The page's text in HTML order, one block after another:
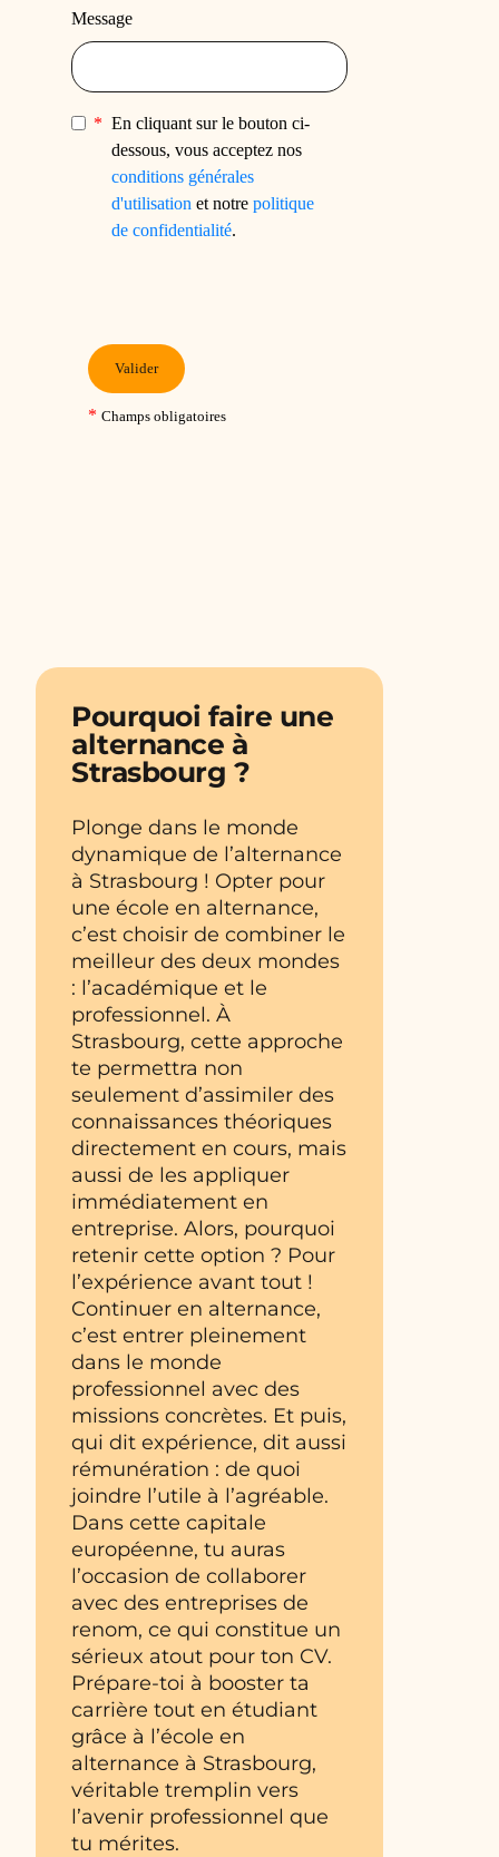
Pourquoi faire une
alternance à
Strasbourg ?
Plonge dans le monde
dynamique de l’alternance
à Strasbourg ! Opter pour
une école en alternance,
c’est choisir de combiner le
meilleur des deux mondes
: l’académique et le
professionnel. À
Strasbourg, cette approche
te permettra non
seulement d’assimiler des
connaissances théoriques
directement en cours, mais
aussi de les appliquer
immédiatement en
entreprise. Alors, pourquoi
retenir cette option ? Pour
l’expérience avant tout !
Continuer en alternance,
c’est entrer pleinement
dans le monde
professionnel avec des
missions concrètes. Et puis,
qui dit expérience, dit aussi
rémunération : de quoi
joindre l’utile à l’agréable.
Dans cette capitale
européenne, tu auras
l’occasion de collaborer
avec des entreprises de
renom, ce qui constitue un
sérieux atout pour ton CV.
Prépare-toi à booster ta
carrière tout en étudiant
grâce à l’école en
alternance à Strasbourg,
véritable tremplin vers
l’avenir professionnel que
tu mérites.